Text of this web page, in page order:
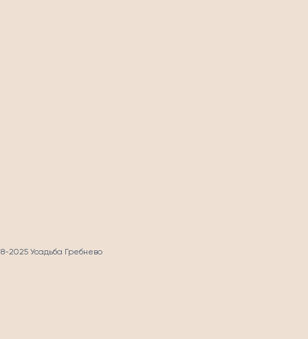
2025 Усадьба Гребнево